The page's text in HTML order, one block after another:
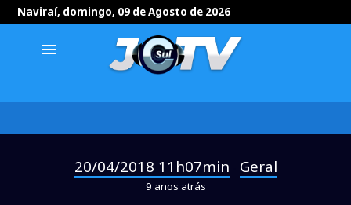
Naviraí, domingo, 09 de Agosto de 2026
menu
20/04/2018 11h07min Geral
9 anos atrás